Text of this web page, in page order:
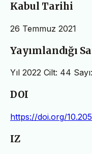
Kabul Tarihi
26 Temmuz 2021
Yayımlandığı
Yıl 2022 Cilt: 44
DOI
https://doi.org/
IZ